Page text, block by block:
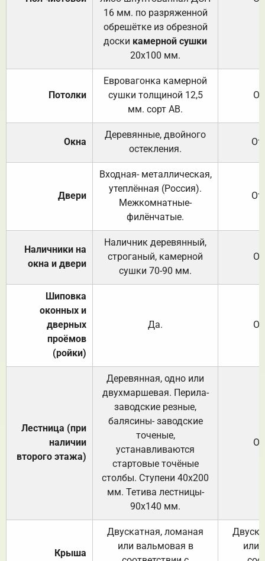
16 мм. по разряженной
обрешётке из обрезной
доски камерной сушки
20х100 мм.
Потолки
Евровагонка камерной
сушки толщиной 12,5
мм. сорт АВ.
Окна
Деревянные, двойного
остекления.
Двери
Входная- металлическая,
утеплённая (Россия).
Межкомнатные-
филёнчатые.
Наличники на
окна и двери
Наличник деревянный,
строганый, камерной
сушки 70-90 мм.
Шиповка
оконных и
дверных
проёмов
(ройки)
Да.
Лестница (при
наличии
второго этажа)
Деревянная, одно или
двухмаршевая. Перила-
заводские резные,
балясины- заводские
точеные,
устанавливаются
стартовые точёные
столбы. Ступени 40х200
мм. Тетива лестницы-
90х140 мм.
Крыша
Двускатная, ломаная
или вальмовая в
или